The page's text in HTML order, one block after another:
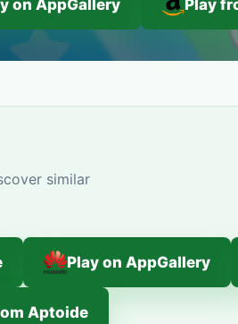
on AppGallery Play
similar
Play on AppGallery
Aptoide